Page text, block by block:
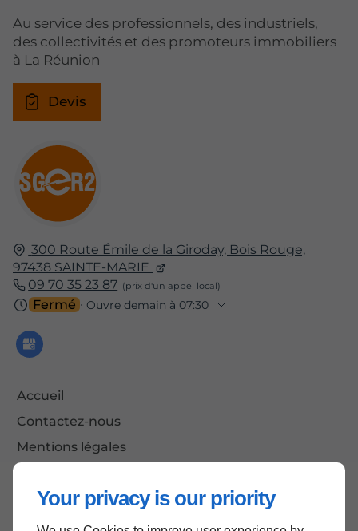
Your privacy is our priority
300 Route Émile de la Giroday, Bois Rouge,
97438 SAINTE-MARIE
09 70 35 23 87
Fermé ⋅ Ouvre demain à 07:30
Accueil
Contactez-nous
Mentions légales
Au service des professionnels, des industriels,
des collectivités et des promoteurs immobiliers
à La Réunion
Devis